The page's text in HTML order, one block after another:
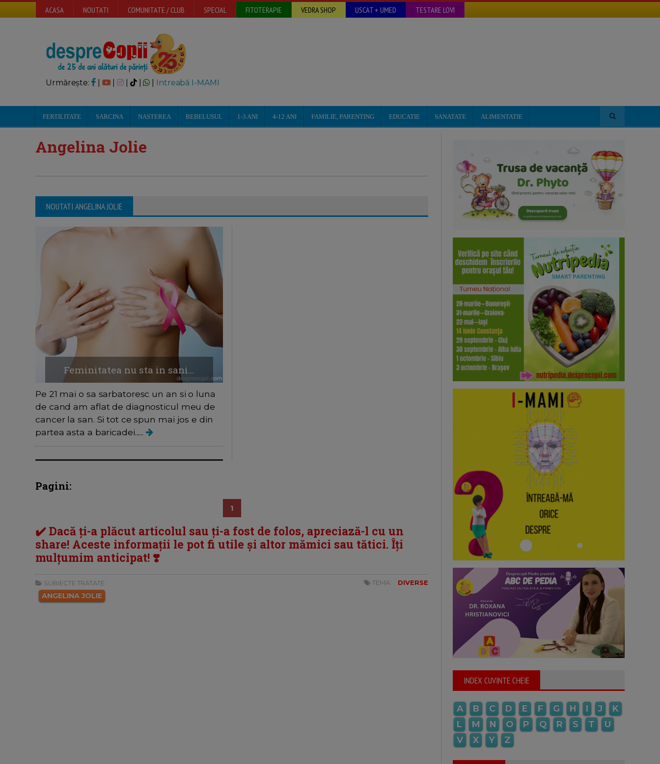
ACASA NOUTATI COMUNITATE / CLUB SPECIAL FITOTERAPIE VEDRA SHOP USCAT + UMED TESTARE LOVI
Urmărește: | | Intreabă I-MAMI
FERTILITATE SARCINA NASTEREA BEBELUSUL 1-3 ANI 4-12 ANI FAMILIE, PARENTING EDUCATIE SANATATE ALIMENTATIE
Angelina Jolie
NOUTATI ANGELINA JOLIE
Feminitatea nu sta in sani...
Pe 21 mai o sa sarbatoresc un an si o luna
de cand am aflat de diagnosticul meu de
cancer la san. Si tot ce spun mai jos e din
partea asta a baricadei......
Pagini:
1
✔️ Dacă ți-a plăcut articolul sau ți-a fost de folos, apreciază-l cu un
share! Aceste informații le pot fi utile și altor mămici sau tătici. Îți
mulțumim anticipat! ❣️
SUBIECTE TRATATE:
ANGELINA JOLIE
TEMA: DIVERSE
INDEX CUVINTE CHEIE
A B C D E F G H I J
K
L
M N O P Q R S T
U
V
X Y Z